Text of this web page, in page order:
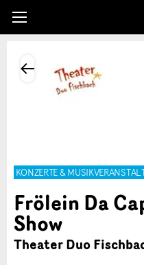
KONZERTE &
Frölein Da
Show
Theater Duo